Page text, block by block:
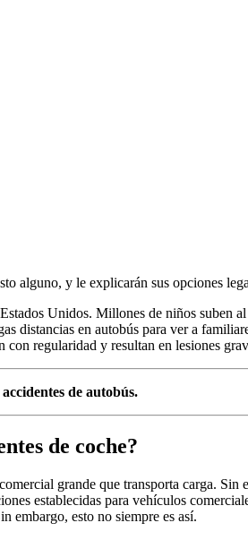
alguno, y le explicarán sus opciones
Unidos. Millones de niños suben
distancias en autobús para ver a
con regularidad y resultan en lesiones
de autobús.
de coche?
grande que transporta carga. Sin
establecidas para vehículos
embargo, esto no siempre es así.